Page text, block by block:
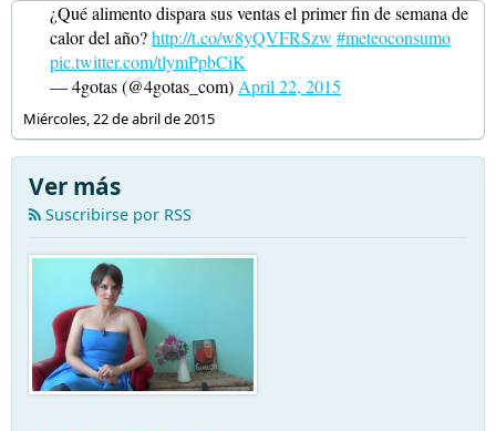
¿Qué alimento dispara sus ventas el primer fin de semana de
calor del año?http://t.co/w8yQVFRSzw #meteoconsumo
pic.twitter.com/tlymPpbCiK
— 4gotas (@4gotas_com)April 22, 2015
Miércoles, 22 de abril de 2015
Ver más
Suscribirse por RSS